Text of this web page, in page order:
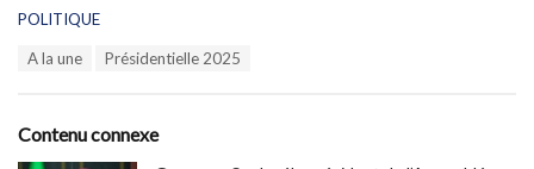
C
o
r
POLITIQUE
:
A la une Présidentielle 2025
Contenu connexe